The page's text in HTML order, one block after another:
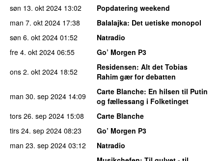
søn 13. okt 2024 13:02
Popdatering weekend
man 7. okt 2024 17:38 Balalajka: Det uetiske monopol
søn 6. okt 2024 01:52
Natradio
fre 4. okt 2024 06:55
Go’ Morgen P3
ons 2. okt 2024 18:52 Residensen: Alt det Tobias
Rahim gær for debatten
man 30. sep 2024 14:09 Carte Blanche: En hilsen til Putin
og fællessang i Folketinget
tors 26. sep 2024 15:08
Carte Blanche
tirs 24. sep 2024 08:23
Go’ Morgen P3
man 23. sep 2024 03:12
Natradio